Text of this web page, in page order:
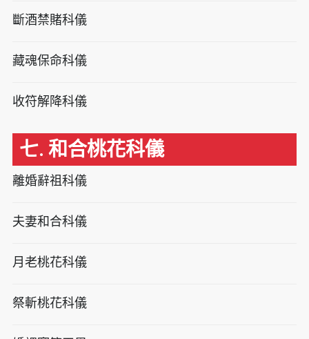
斷酒禁賭科儀
藏魂保命科儀
收符解降科儀
七. 和合桃花科儀
離婚辭祖科儀
夫妻和合科儀
月老桃花科儀
祭斬桃花科儀